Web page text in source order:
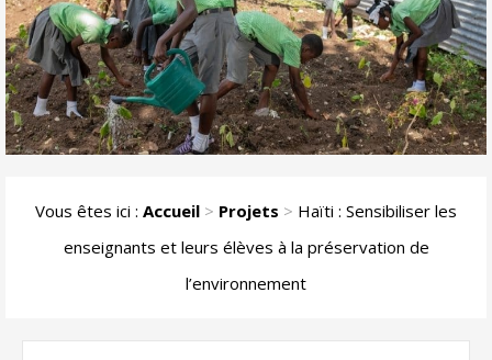
Vous êtes ici : Accueil > Projets > Haïti : Sensibiliser les
enseignants et leurs élèves à la préservation de
l’environnement